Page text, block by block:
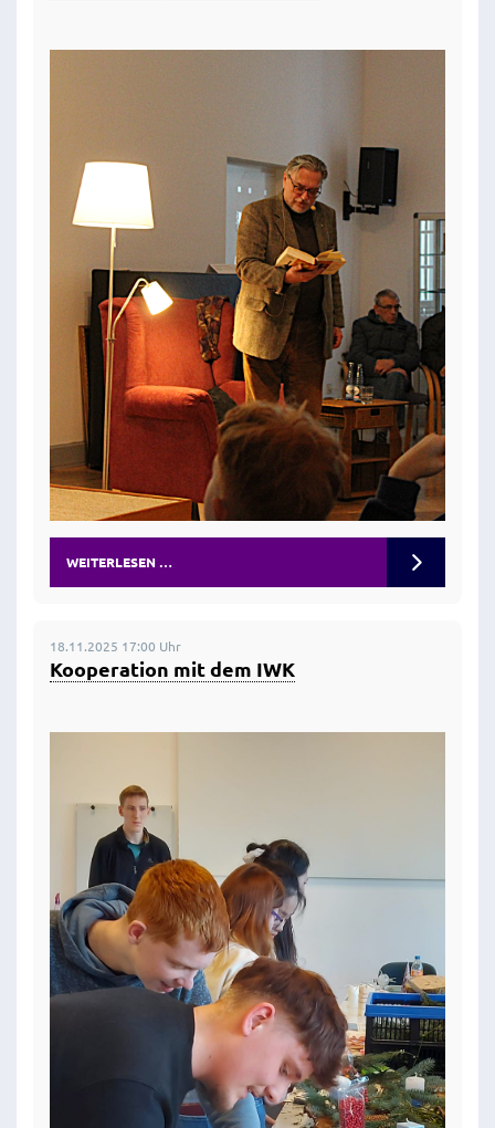
WEITERLESEN …
18.11.2025 17:00 Uhr
Kooperation mit dem IWK